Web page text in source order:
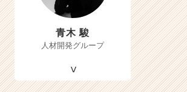
青木 駿
人材開発グループ